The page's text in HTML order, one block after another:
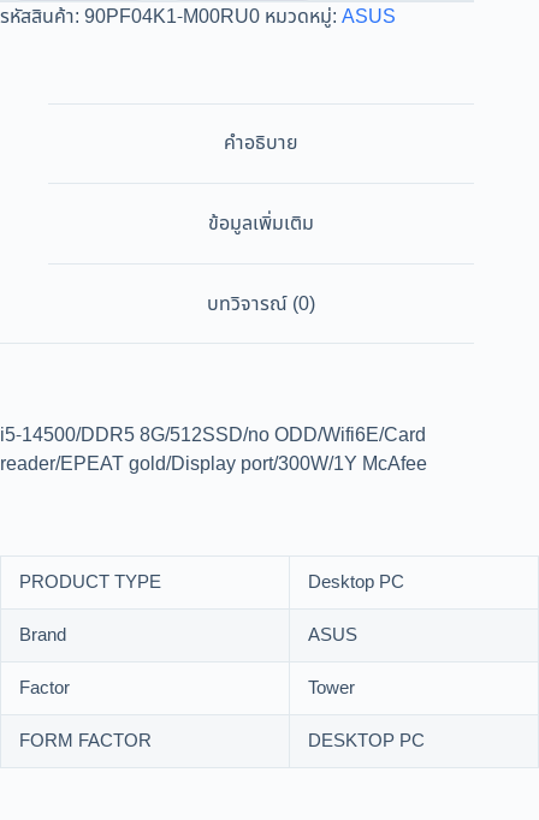
รหัสสินค้า: 90PF04K1-M00RU0 หมวดหมู่: ASUS
คำอธิบาย
ข้อมูลเพิ่มเติม
บทวิจารณ์ (0)
i5-14500/DDR5 8G/512SSD/no ODD/Wifi6E/Card
reader/EPEAT gold/Display port/300W/1Y McAfee
PRODUCT TYPE
Desktop PC
Brand
ASUS
Factor
Tower
FORM FACTOR
DESKTOP PC